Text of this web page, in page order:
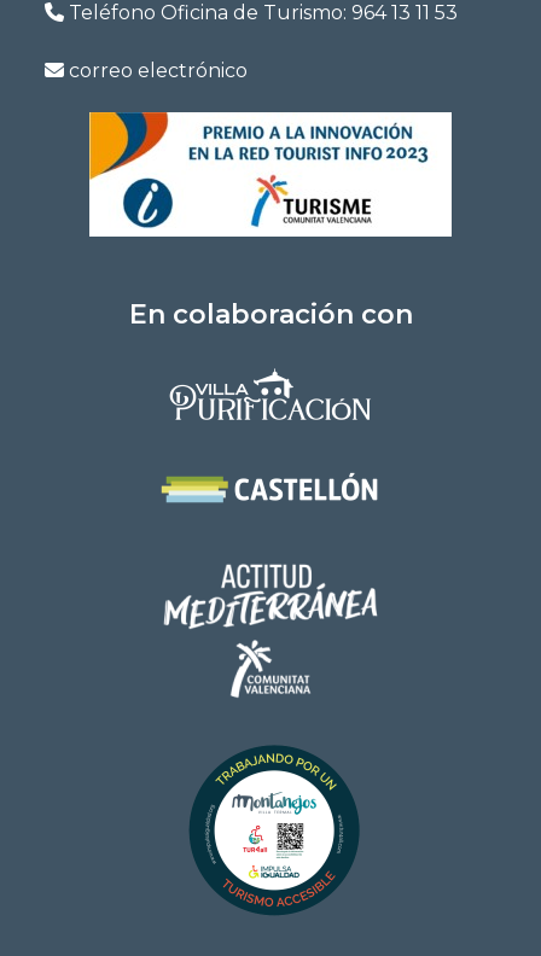
Teléfono Oficina de Turismo: 964 13 11 53
correo electrónico
En colaboración con